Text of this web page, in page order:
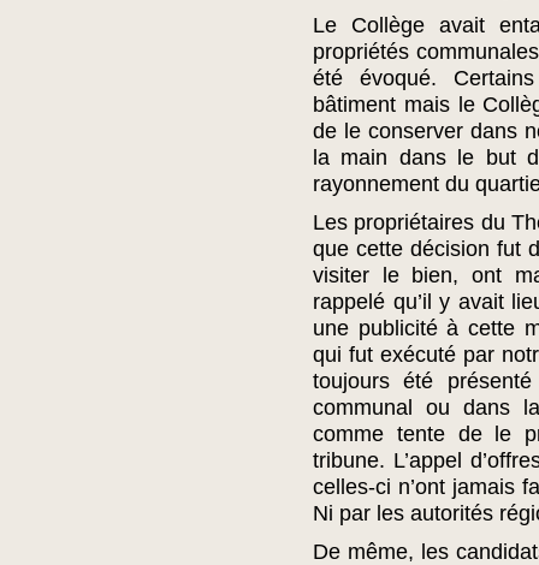
Le Collège avait
propriétés
été évoqué.
bâtiment mais le
de le conserver dans
la main dans le but
rayonnement du
Les propriétaires du
que cette décision fut
visiter le bien, ont
rappelé qu’il y avait
une publicité à cette
qui fut exécuté par
toujours été
communal ou dans
comme tente de le
tribune. L’appel
celles-ci n’ont jamais
Ni par les autorités
De même, les